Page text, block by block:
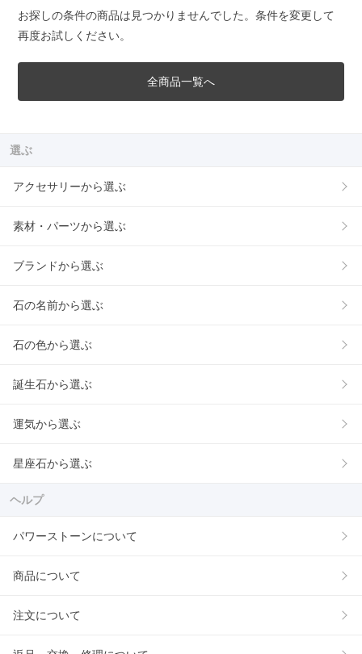
お探しの条件の商品は見つかりませんでした。条件を変更して
再度お試しください。
全商品一覧へ
選ぶ
アクセサリーから選ぶ
素材・パーツから選ぶ
ブランドから選ぶ
石の名前から選ぶ
石の色から選ぶ
誕生石から選ぶ
運気から選ぶ
星座石から選ぶ
ヘルプ
パワーストーンについて
商品について
注文について